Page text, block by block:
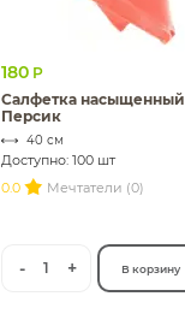
180 Р
Салфетка насыщенный
Персик
40 см
Доступно: 100 шт
0.0
Мечтатели (0)
- 1 + В корзину